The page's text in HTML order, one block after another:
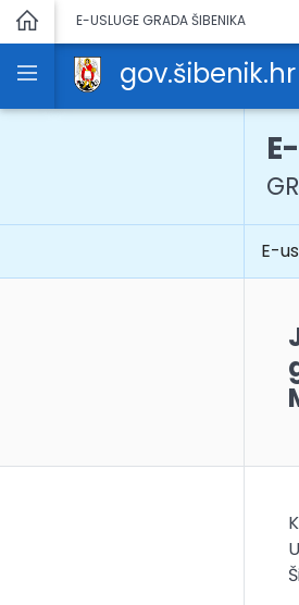
E-USLUGE GRADA ŠIBENIKA
gov.šibenik.hr
E-